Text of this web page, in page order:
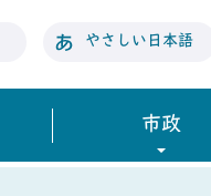
やさしい日本語
市政